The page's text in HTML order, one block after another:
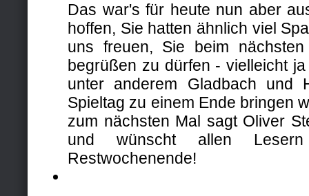
Das war's für heute nun aber
hoffen, Sie hatten ähnlich viel
uns freuen, Sie beim
begrüßen zu dürfen - vielleicht
unter anderem Gladbach und
Spieltag zu einem Ende bringen
zum nächsten Mal sagt Oliver
und wünscht allen
Restwochenende!